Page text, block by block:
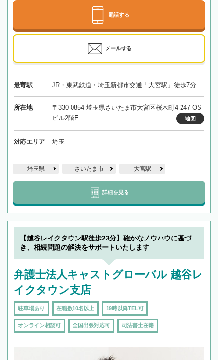
電話する
メールする
最寄駅 JR・東武鉄道・埼玉新都市交通「大宮駅」徒歩7分
所在地
〒330-0854 埼玉県さいたま市大宮区桜木町4-247 OS
ビル2階E
地図
対応エリア 埼玉
埼玉県 さいたま市 大宮駅
詳細を見る
【越谷レイクタウン駅徒歩23分】確かなノウハウに基づ
き、相続問題の解決をサポートいたします
弁護士法人キャストグローバル 越谷レ
イクタウン支店
駐車場あり 在籍数10名以上 19時以降TEL可
オンライン相談可 全国出張対応可 司法書士在籍